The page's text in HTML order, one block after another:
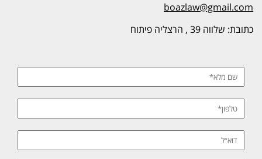
boazlaw@gmail.com
כתובת: שלווה 39 , הרצליה פיתוח